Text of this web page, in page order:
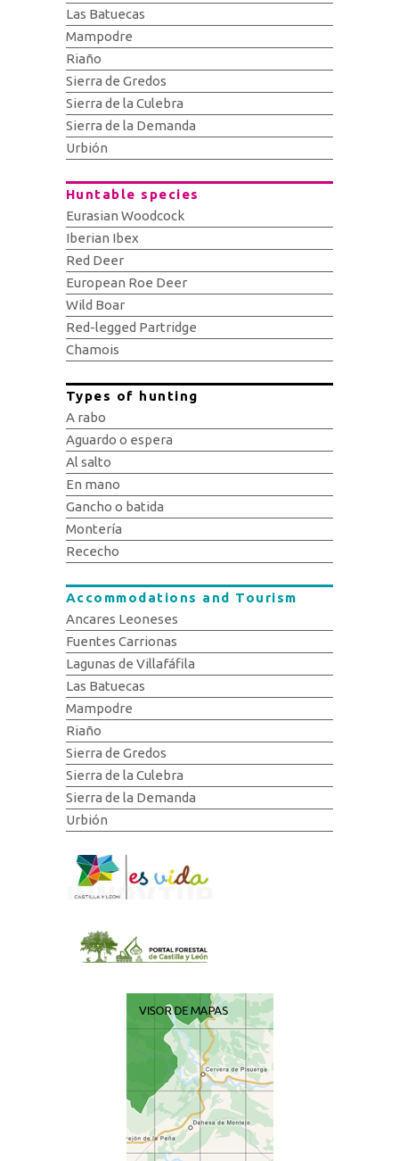
Las Batuecas
Mampodre
Riaño
Sierra de Gredos
Sierra de la Culebra
Sierra de la Demanda
Urbión
Huntable species
Eurasian Woodcock
Iberian Ibex
Red Deer
European Roe Deer
Wild Boar
Red-legged Partridge
Chamois
Types of hunting
A rabo
Aguardo o espera
Al salto
En mano
Gancho o batida
Montería
Rececho
Accommodations and Tourism
Ancares Leoneses
Fuentes Carrionas
Lagunas de Villafáfila
Las Batuecas
Mampodre
Riaño
Sierra de Gredos
Sierra de la Culebra
Sierra de la Demanda
Urbión